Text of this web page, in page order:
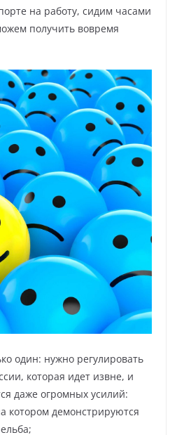
на работу, сидим часами
получить вовремя
один: нужно регулировать
которая идет извне, и
даже огромных усилий:
котором демонстрируются